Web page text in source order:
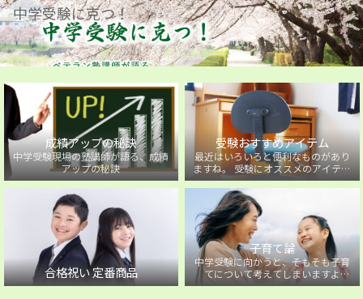
中学受験に克つ！
成績アップの秘訣
中学受験現場の塾講師が語る、成績
アップの秘訣
受験おすすめアイテム
最近はいろいろと便利なものがあり
ますね。 受験にオススメのアイテム
を紹介しています。
合格祝い 定番商品
子育て論
中学受験に向かうと、そもそも子育
てについて考えてしまいますよ
ね・・・。中学受験に向かうお子様